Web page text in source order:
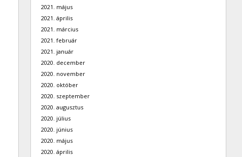
2021. május
2021. április
2021. március
2021. február
2021. január
2020. december
2020. november
2020. október
2020. szeptember
2020. augusztus
2020. július
2020. június
2020. május
2020. április